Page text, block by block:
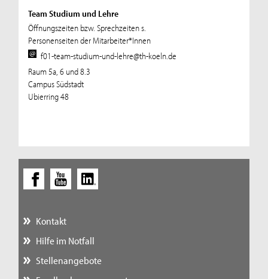
Team Studium und Lehre
Öffnungszeiten bzw. Sprechzeiten s.
Personenseiten der Mitarbeiter*Innen
f01-team-studium-und-lehre@th-koeln.de
Raum 5a, 6 und 8.3
Campus Südstadt
Ubierring 48
Kontakt
Hilfe im Notfall
Stellenangebote